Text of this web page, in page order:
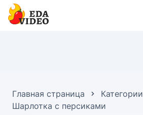
Главная страница Категории
Шарлотка с персиками